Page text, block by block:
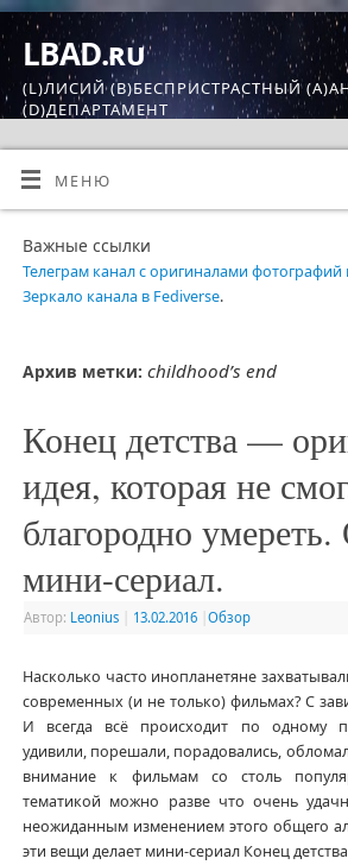
LBAD.ru
(L)ЛИСИЙ (B)БЕСПРИСТРАСТНЫЙ
(D)ДЕПАРТАМЕНТ
МЕНЮ
Важные ссылки
Телеграм канал с оригиналами фотографий
Зеркало канала в Fediverse.
Архив метки: childhood’s end
Конец детства —
идея, которая не
благородно
мини-сериал.
Автор: Leonius 13.02.2016 Обзор
Насколько часто инопланетяне
современных (и не только) фильмах? С
И всегда всё происходит по одному
удивили, порешали, порадовались,
внимание к фильмам со столь
тематикой можно разве что очень
неожиданным изменением этого общего
эти вещи делает мини-сериал Конец